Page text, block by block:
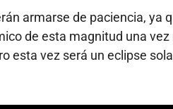
armarse de paciencia, ya
de esta magnitud una vez
esta vez será un eclipse